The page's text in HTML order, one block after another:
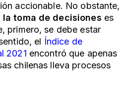
accionable. No obstante,
toma de decisiones es
primero, se debe estar
el Índice de
2021 encontró que apenas
chilenas lleva procesos